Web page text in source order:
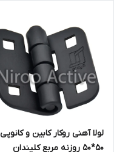
لولا آهنی روکار کابین و کانوپی
۵۰*۵۰ روزنه مربع کلیندان